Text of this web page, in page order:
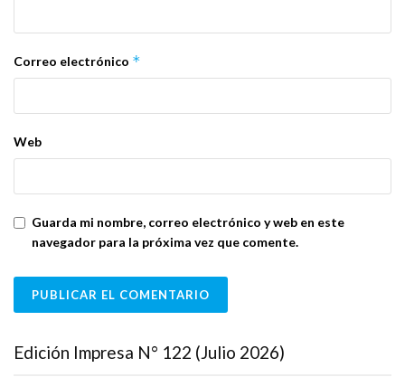
Correo electrónico *
Web
Guarda mi nombre, correo electrónico y web en este
navegador para la próxima vez que comente.
Edición Impresa N° 122 (Julio 2026)